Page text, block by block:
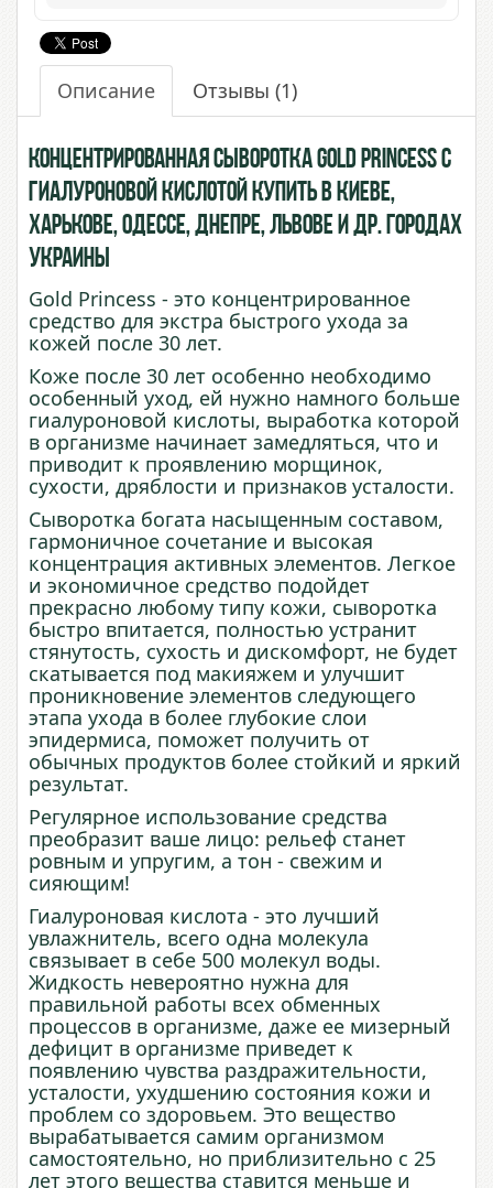
Описание Отзывы (1)
Концентрированная сыворотка Gold Princess с
Гиалуроновой Кислотой купить в Киеве,
Харькове, Одессе, Днепре, Львове и др. городах
Украины
Gold Princess - это концентрированное
средство для экстра быстрого ухода за
кожей после 30 лет.
Коже после 30 лет особенно необходимо
особенный уход, ей нужно намного больше
гиалуроновой кислоты, выработка которой
в организме начинает замедляться, что и
приводит к проявлению морщинок,
сухости, дряблости и признаков усталости.
Сыворотка богата насыщенным составом,
гармоничное сочетание и высокая
концентрация активных элементов. Легкое
и экономичное средство подойдет
прекрасно любому типу кожи, сыворотка
быстро впитается, полностью устранит
стянутость, сухость и дискомфорт, не будет
скатывается под макияжем и улучшит
проникновение элементов следующего
этапа ухода в более глубокие слои
эпидермиса, поможет получить от
обычных продуктов более стойкий и яркий
результат.
Регулярное использование средства
преобразит ваше лицо: рельеф станет
ровным и упругим, а тон - свежим и
сияющим!
Гиалуроновая кислота - это лучший
увлажнитель, всего одна молекула
связывает в себе 500 молекул воды.
Жидкость невероятно нужна для
правильной работы всех обменных
процессов в организме, даже ее мизерный
дефицит в организме приведет к
появлению чувства раздражительности,
усталости, ухудшению состояния кожи и
проблем со здоровьем. Это вещество
вырабатывается самим организмом
самостоятельно, но приблизительно с 25
лет этого вещества ставится меньше и